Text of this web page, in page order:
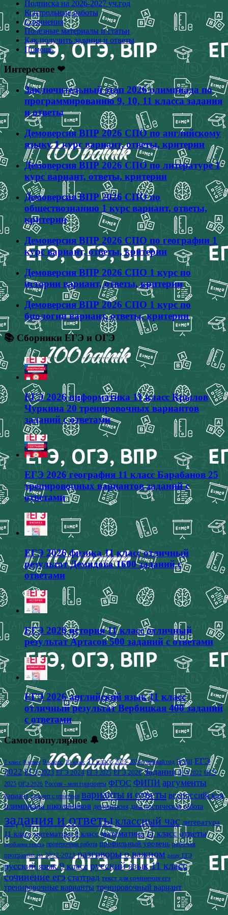
Подписка на 2026-2027 уч.год
Контрольные работы
Сочинения
Полезные материалы и статьи
Как получить задания и ответы
Помощь
Интересное ❤
Заключительный этап 2026 олимпиада по
программированию 9, 10, 11 класса задания
и ответы
Демоверсия ВПР 2026 СПО по английскому
языку 1 курс вариант, ответы, критерии
Демоверсия ВПР 2026 СПО по литературе 1
курс вариант, ответы, критерии
Демоверсия ВПР 2026 СПО по
обществознанию 1 курс вариант, ответы,
критерии
Демоверсия ВПР 2026 СПО по географии 1
курс вариант, ответы, критерии
Демоверсия ВПР 2026 СПО 1 курс по
истории вариант, ответы, критерии
Демоверсия ВПР 2026 СПО 1 курс по
биологии вариант, ответы, критерии
📚 Сборники ЕГЭ и ОГЭ
ЕГЭ 2026 информатика 11 класс Крылов
Чуркина 20 тренировочных вариантов
заданий с ответами
ЕГЭ 2026 география 11 класс Барабанов 25
тренировочных вариантов заданий с
ответами
ЕГЭ 2026 физика 11 класс отличный
результат Демидова 1600 заданий с
ответами
ЕГЭ 2026 история 11 класс отличный
результат Артасов 500 заданий с ответами
ЕГЭ 2026 английский язык 11 класс
отличный результат Вербицкая 400 заданий
с ответами
Самое популярное 🔔
7 класс 8 класс 9 класс 10 класс 11 класс 2023-2024 учебный год ВОШ ЕГЭ
2022 ЕГЭ 2023 ЕГЭ 2024 ЕГЭ 2025 ЕГЭ 2026 Задания ОГЭ 2022 ОГЭ
2025 ОГЭ 2026 Россия - мои горизонты ФГОС ФИПИ аргументы
вариант вариант с ответами варианты и ответы всероссийская
олимпиада школьников демоверсия диагностическая работа
задания и ответыклассный час литература
11 класс математика 9 класс математика 11 класс ответы
проблема текста проверочная работа профильный уровень рабочая
программа на 2022-2023 разговоры о важном решу ЕГЭ
русский язык 9 класс русский язык 11 класс
сочинение егэ статград текст для сочинения егэ
тренировочные варианты тренировочный вариант